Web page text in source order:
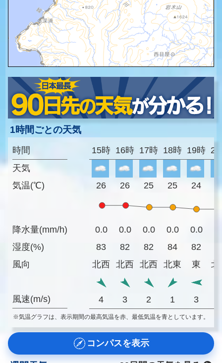
1時間ごとの天気
時間
天気
気温(℃)
降水量(mm/h)
湿度(%)
風向
風速(m/s)
15時 16時 17時 18時 19時
26 26 25 25 24
0.0 0.0 0.0 0.0 0.0
83
82 82 84 82
北西
北西 北西 北東 東 北
4 3 2 1 3
※気温グラフは、表示期間の最高気温を赤、最低気温を青としています。
コンパスを表示